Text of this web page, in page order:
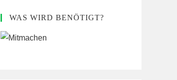
WAS WIRD BENÖTIGT?